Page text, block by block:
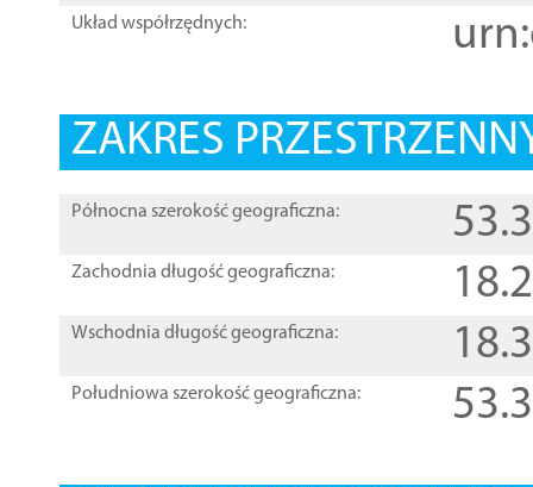
Układ współrzędnych:
ZAKRES
Północna szerokość geograficzna:
Zachodnia długość geograficzna:
Wschodnia długość geograficzna:
Południowa szerokość geograficzna: